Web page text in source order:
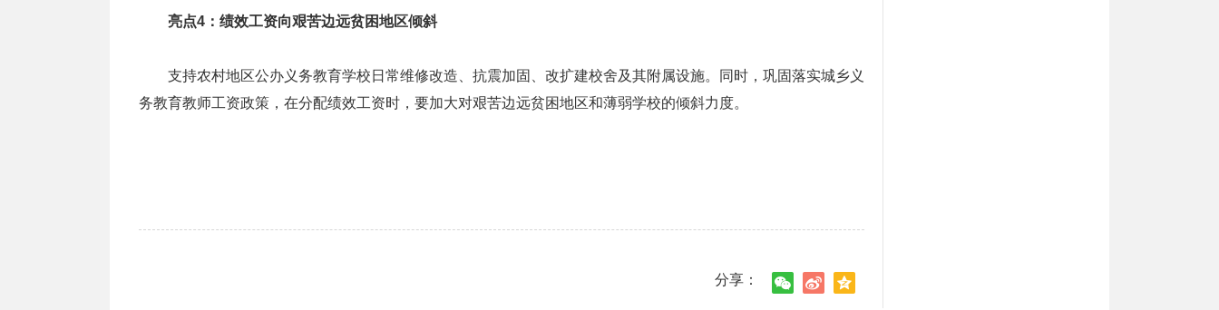
亮点4：绩效工资向艰苦边远贫困地区倾斜
支持农村地区公办义务教育学校日常维修改造、抗震加固、改扩建校舍及其附属设施。同时，巩固落实城乡义
务教育教师工资政策，在分配绩效工资时，要加大对艰苦边远贫困地区和薄弱学校的倾斜力度。
分享：